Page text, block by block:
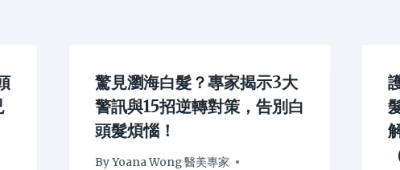
驚見瀏海白髮？專家揭示3大
警訊與15招逆轉對策，告別白
頭髮煩惱！
ByYoana Wong 醫美專家